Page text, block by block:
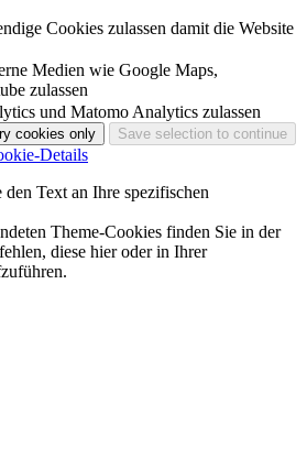
Cookies zulassen damit die Website
Medien wie Google Maps,
zulassen
und Matomo Analytics zulassen
Details
den Text an Ihre spezifischen
Theme-Cookies finden Sie in der
diese hier oder in Ihrer